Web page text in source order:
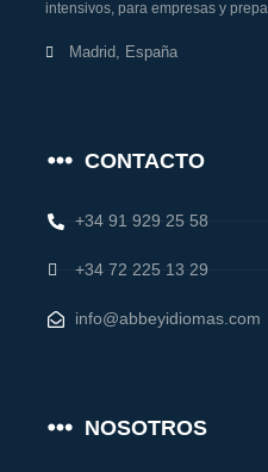
intensivos, para empresas y
Madrid, España
CONTACTO
+34 91 929 25 58
+34 72 225 13 29
info@abbeyidiomas.com
NOSOTROS